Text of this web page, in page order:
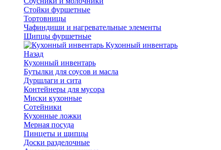
Стойки фуршетные
Тортовницы
Чафиндиши и нагревательные элементы
Щипцы фуршетные
Кухонный инвентарь
Назад
Кухонный инвентарь
Бутылки для соусов и масла
Дуршлаги и сита
Контейнеры для мусора
Миски кухонные
Сотейники
Кухонные ложки
Мерная посуда
Пинцеты и щипцы
Доски разделочные